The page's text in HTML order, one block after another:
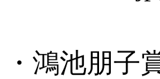
・鴻池朋子